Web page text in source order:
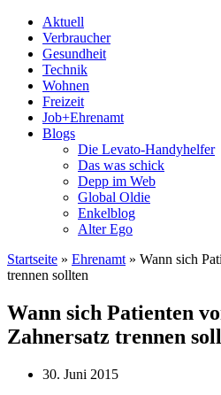
Aktuell
Verbraucher
Gesundheit
Technik
Wohnen
Freizeit
Job+Ehrenamt
Blogs
Die Levato-Handyhelfer
Das was schick
Depp im Web
Global Oldie
Enkelblog
Alter Ego
Startseite » Ehrenamt » Wann sich
trennen sollten
Wann sich Patienten
Zahnersatz trennen
30. Juni 2015